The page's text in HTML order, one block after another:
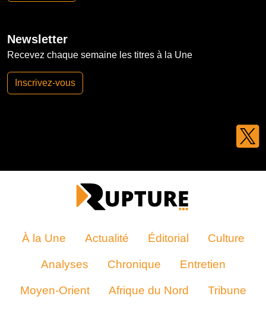
Newsletter
Recevez chaque semaine les titres à la Une
Inscrivez-vous
À la Une Actualité Éditorial Culture
Analyses Chronique Entretien
Moyen-Orient Afrique du Nord Tribune